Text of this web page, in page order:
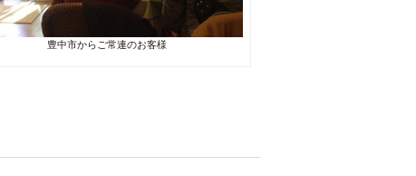
豊中市からご常連のお客様